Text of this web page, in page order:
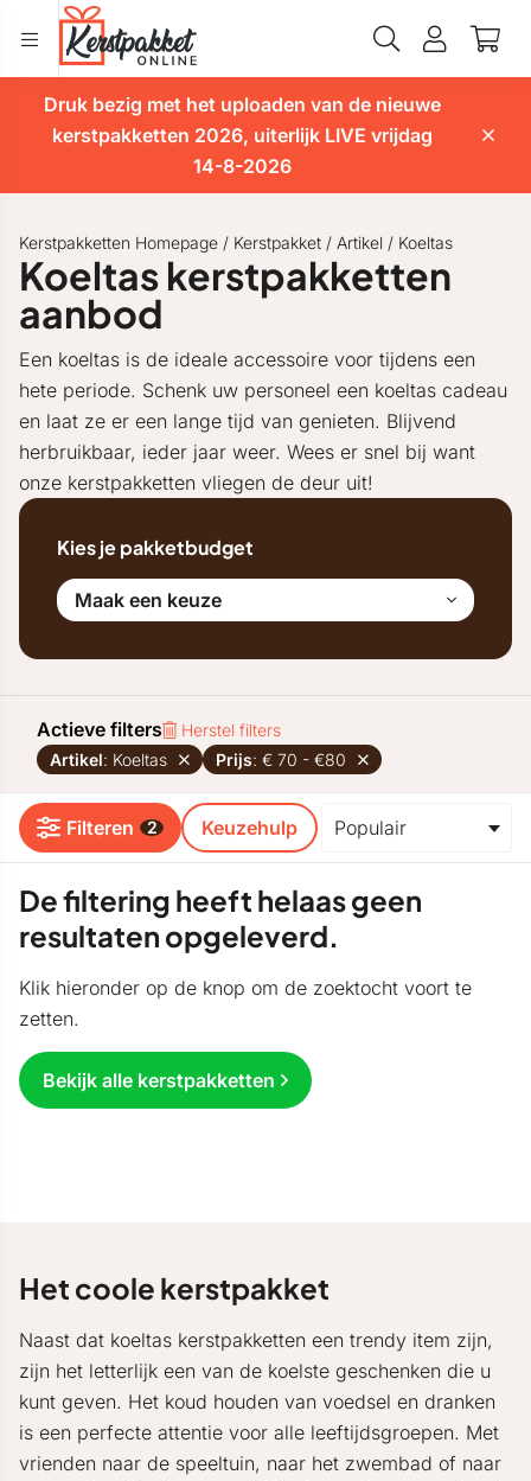
Druk bezig met het uploaden van de nieuwe
kerstpakketten 2026, uiterlijk LIVE vrijdag
14-8-2026
Kerstpakketten Homepage / Kerstpakket / Artikel / Koeltas
Koeltas kerstpakketten
aanbod
Een koeltas is de ideale accessoire voor tijdens een
hete periode. Schenk uw personeel een koeltas cadeau
en laat ze er een lange tijd van genieten. Blijvend
herbruikbaar, ieder jaar weer. Wees er snel bij want
onze kerstpakketten vliegen de deur uit!
Kies je pakketbudget
Maak een keuze
Actieve filters
Herstel filters
Artikel: Koeltas Prijs: € 70 - €80
Filteren 2 Keuzehulp
De filtering heeft helaas geen
resultaten opgeleverd.
Klik hieronder op de knop om de zoektocht voort te
zetten.
Bekijk alle kerstpakketten
Het coole kerstpakket
Naast dat koeltas kerstpakketten een trendy item zijn,
zijn het letterlijk een van de koelste geschenken die u
kunt geven. Het koud houden van voedsel en dranken
is een perfecte attentie voor alle leeftijdsgroepen. Met
vrienden naar de speeltuin, naar het zwembad of naar